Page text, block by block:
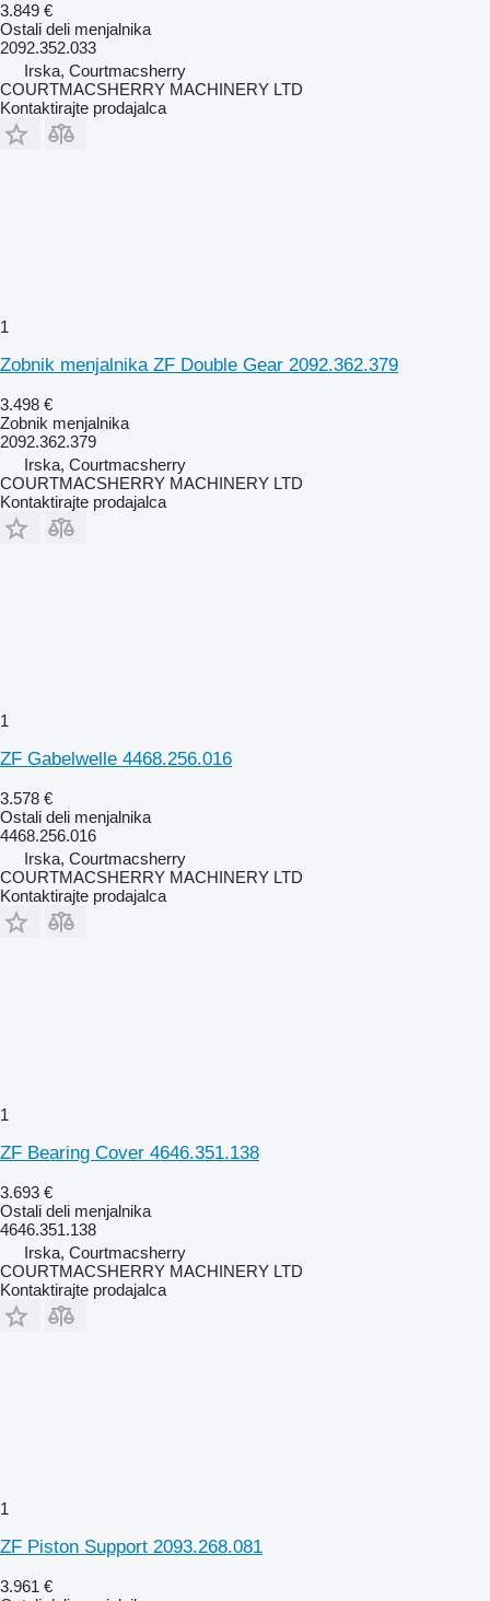
3.849 €
Ostali deli menjalnika
2092.352.033
Irska, Courtmacsherry
COURTMACSHERRY MACHINERY LTD
Kontaktirajte prodajalca
1
Zobnik menjalnika ZF Double Gear 2092.362.379
3.498 €
Zobnik menjalnika
2092.362.379
Irska, Courtmacsherry
COURTMACSHERRY MACHINERY LTD
Kontaktirajte prodajalca
1
ZF Gabelwelle 4468.256.016
3.578 €
Ostali deli menjalnika
4468.256.016
Irska, Courtmacsherry
COURTMACSHERRY MACHINERY LTD
Kontaktirajte prodajalca
1
ZF Bearing Cover 4646.351.138
3.693 €
Ostali deli menjalnika
4646.351.138
Irska, Courtmacsherry
COURTMACSHERRY MACHINERY LTD
Kontaktirajte prodajalca
1
ZF Piston Support 2093.268.081
3.961 €